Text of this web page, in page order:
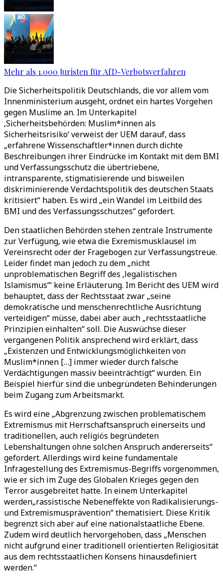
Mehr als 1.000 Juristen für AfD-Verbotsverfahren
Die Sicherheitspolitik Deutschlands, die vor allem vom
Innenministerium ausgeht, ordnet ein hartes Vorgehen
gegen Muslime an. Im Unterkapitel
‚Sicherheitsbehörden: Muslim*innen als
Sicherheitsrisiko‘ verweist der UEM darauf, dass
„erfahrene Wissenschaftler*innen durch dichte
Beschreibungen ihrer Eindrücke im Kontakt mit dem BMI
und Verfassungsschutz die übertriebene,
intransparente, stigmatisierende und bisweilen
diskriminierende Verdachtspolitik des deutschen Staats
kritisiert“ haben. Es wird „ein Wandel im Leitbild des
BMI und des Verfassungsschutzes“ gefordert.
Den staatlichen Behörden stehen zentrale Instrumente
zur Verfügung, wie etwa die Exremismusklausel im
Vereinsrecht oder der Fragebogen zur Verfassungstreue.
Leider findet man jedoch zu dem „nicht
unproblematischen Begriff des ‚legalistischen
Islamismus‘“ keine Erläuterung. Im Bericht des UEM wird
behauptet, dass der Rechtsstaat zwar „seine
demokratische und menschenrechtliche Ausrichtung
verteidigen“ müsse, dabei aber auch „rechtsstaatliche
Prinzipien einhalten“ soll. Die Auswüchse dieser
vergangenen Politik ansprechend wird erklärt, dass
„Existenzen und Entwicklungsmöglichkeiten von
Muslim*innen […] immer wieder durch falsche
Verdächtigungen massiv beeinträchtigt“ wurden. Ein
Beispiel hierfür sind die unbegründeten Behinderungen
beim Zugang zum Arbeitsmarkt.
Es wird eine „Abgrenzung zwischen problematischem
Extremismus mit Herrschaftsanspruch einerseits und
traditionellen, auch religiös begründeten
Lebenshaltungen ohne solchen Anspruch andererseits“
gefordert. Allerdings wird keine fundamentale
Infragestellung des Extremismus-Begriffs vorgenommen,
wie er sich im Zuge des Globalen Krieges gegen den
Terror ausgebreitet hatte. In einem Unterkapitel
werden„rassistische Nebeneffekte von Radikalisierungs-
und Extremismusprävention“ thematisiert. Diese Kritik
begrenzt sich aber auf eine nationalstaatliche Ebene.
Zudem wird deutlich hervorgehoben, dass „Menschen
nicht aufgrund einer traditionell orientierten Religiosität
aus dem rechtsstaatlichen Konsens hinausdefiniert
werden.“